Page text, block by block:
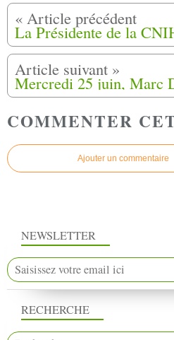
COMMENTER
Ajouter un commentaire
NEWSLETTER
RECHERCHE